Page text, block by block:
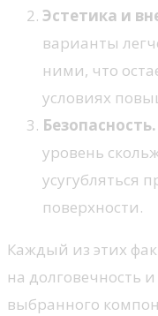
Эстетика и
варианты
ними, что
условиях
Безопасность.
уровень
усугубляться
поверхности.
Каждый из этих
на долговечность
выбранного